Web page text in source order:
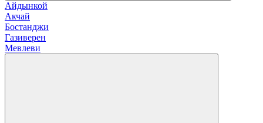
Айдынкой
Акчай
Бостанджи
Газиверен
Мевлеви